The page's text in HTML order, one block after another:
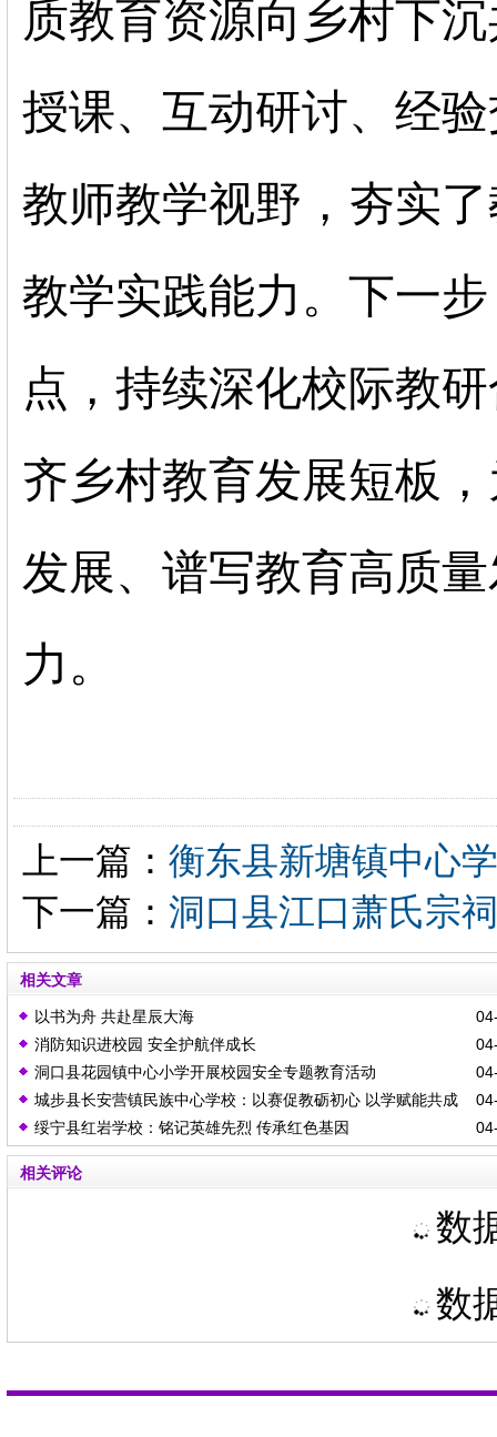
质教育资源向乡村下
授课、互动研讨、经
教师教学视野，夯实
教学实践能力。下一
点，持续深化校际教
齐乡村教育发展短板
发展、谱写教育高质
力。
上一篇： 衡东县新塘镇中心
下一篇： 洞口县江口萧氏宗
相关文章
以书为舟 共赴星辰大海
消防知识进校园 安全护航伴成长
洞口县花园镇中心小学开展校园安全专题教育活动
城步县长安营镇民族中心学校：以赛促教砺初心 以学赋能共成
长
绥宁县红岩学校：铭记英雄先烈 传承红色基因
相关评论
数
数